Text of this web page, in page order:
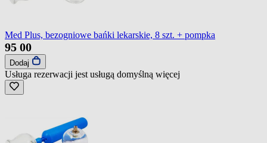
Med Plus, bezogniowe bańki lekarskie, 8 szt. + pompka
95 00
Dodaj
Usługa rezerwacji jest usługą domyślną więcej